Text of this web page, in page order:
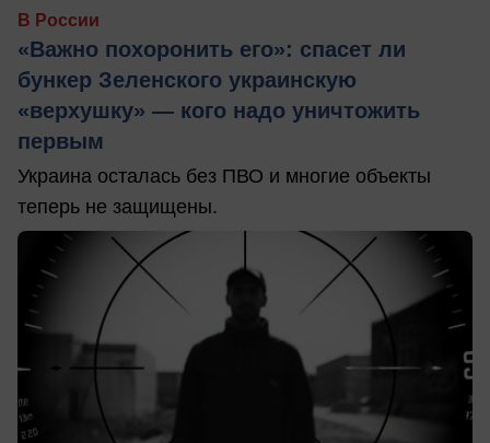
В России
«Важно похоронить его»: спасет ли
бункер Зеленского украинскую
«верхушку» — кого надо уничтожить
первым
Украина осталась без ПВО и многие объекты
теперь не защищены.